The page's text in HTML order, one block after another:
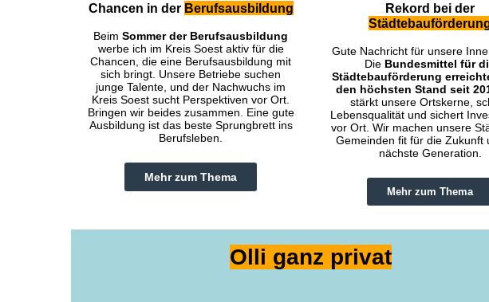
Chancen in der Berufsausbildung
Beim Sommer der Berufsausbildung
werbe ich im Kreis Soest aktiv für die
Chancen, die eine Berufsausbildung mit
sich bringt. Unsere Betriebe suchen
junge Talente, und der Nachwuchs im
Kreis Soest sucht Perspektiven vor Ort.
Bringen wir beides zusammen. Eine gute
Ausbildung ist das beste Sprungbrett ins
Berufsleben.
Mehr zum Thema
Rekord bei der
Gute Nachricht für unsere
Die Bundesmittel für
Städtebauförderung
den höchsten Stand seit
stärkt unsere Ortskerne,
Lebensqualität und sichert
vor Ort. Wir machen unsere
Gemeinden fit für die Zukunft
nächste Generation.
Mehr zum Thema
Olli ganz privat